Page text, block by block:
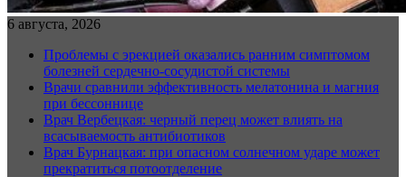
6 августа, 2026
Проблемы с эрекцией оказались ранним симптомом
болезней сердечно-сосудистой системы
Врачи сравнили эффективность мелатонина и магния
при бессоннице
Врач Вербецкая: черный перец может влиять на
всасываемость антибиотиков
Врач Бурнацкая: при опасном солнечном ударе может
прекратиться потоотделение